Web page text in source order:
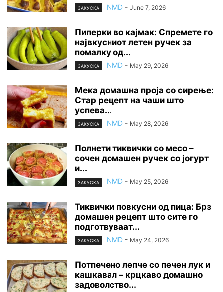
ЗАКУСКА NMD - June 7, 2026
Пиперки во кајмак: Спремете го
највкусниот летен ручек за
помалку од...
ЗАКУСКА NMD - May 29, 2026
Мека домашна проја со сирење:
Стар рецепт на чаши што
успева...
ЗАКУСКА NMD - May 28, 2026
Полнети тиквички со месо –
сочен домашен ручек со јогурт
и...
ЗАКУСКА NMD - May 25, 2026
Тиквички повкусни од пица: Брз
домашен рецепт што сите го
подготвуваат...
ЗАКУСКА NMD - May 24, 2026
Потпечено лепче со печен лук и
кашкавал – крцкаво домашно
задоволство...